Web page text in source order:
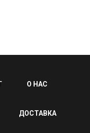
О НАС
ДОСТАВКА